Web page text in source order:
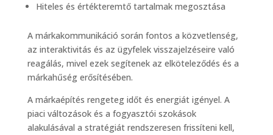
Hiteles és értékteremtő tartalmak megosztása
A márkakommunikáció során fontos a közvetlenség,
az interaktivitás és az ügyfelek visszajelzéseire való
reagálás, mivel ezek segítenek az elköteleződés és a
márkahűség erősítésében.
A márkaépítés rengeteg időt és energiát igényel. A
piaci változások és a fogyasztói szokások
alakulásával a stratégiát rendszeresen frissíteni kell,